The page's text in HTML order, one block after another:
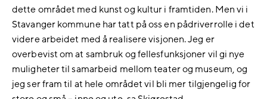
dette området med kunst og kultur i framtiden. Men vi i
Stavanger kommune har tatt på oss en pådriverrolle i det
videre arbeidet med å realisere visjonen. Jeg er
overbevist om at sambruk og fellesfunksjoner vil gi nye
muligheter til samarbeid mellom teater og museum, og
jeg ser fram til at hele området vil bli mer tilgjengelig for